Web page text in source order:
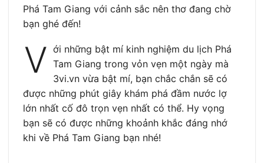
Phá Tam Giang với cảnh sắc nên thơ đang chờ
bạn ghé đến!
V ới những bật mí kinh nghiệm du lịch Phá
Tam Giang trong vỏn vẹn một ngày mà
3vi.vn vừa bật mí, bạn chắc chắn sẽ có
được những phút giây khám phá đầm nước lợ
lớn nhất cố đô trọn vẹn nhất có thể. Hy vọng
bạn sẽ có được những khoảnh khắc đáng nhớ
khi về Phá Tam Giang bạn nhé!